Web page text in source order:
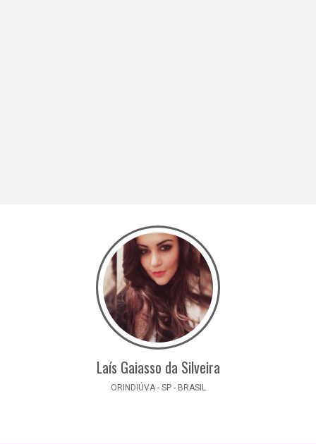
Laís Gaiasso da Silveira
ORINDIÚVA - SP - BRASIL